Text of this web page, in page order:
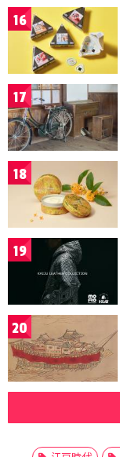
16
17
18
19
20